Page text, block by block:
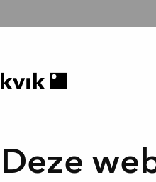
Deze